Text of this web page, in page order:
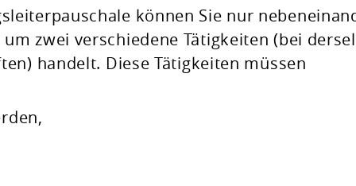
können Sie nur
zwei verschiedene Tätigkeiten (bei
handelt. Diese Tätigkeiten müssen